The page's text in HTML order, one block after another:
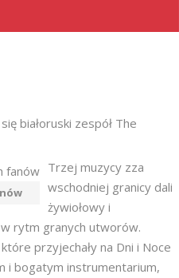
białoruski zespół The
Trzej muzycy zza
wschodniej granicy dali
żywiołowy i
rytm granych utworów.
przyjechały na Dni i Noce
i bogatym instrumentarium,